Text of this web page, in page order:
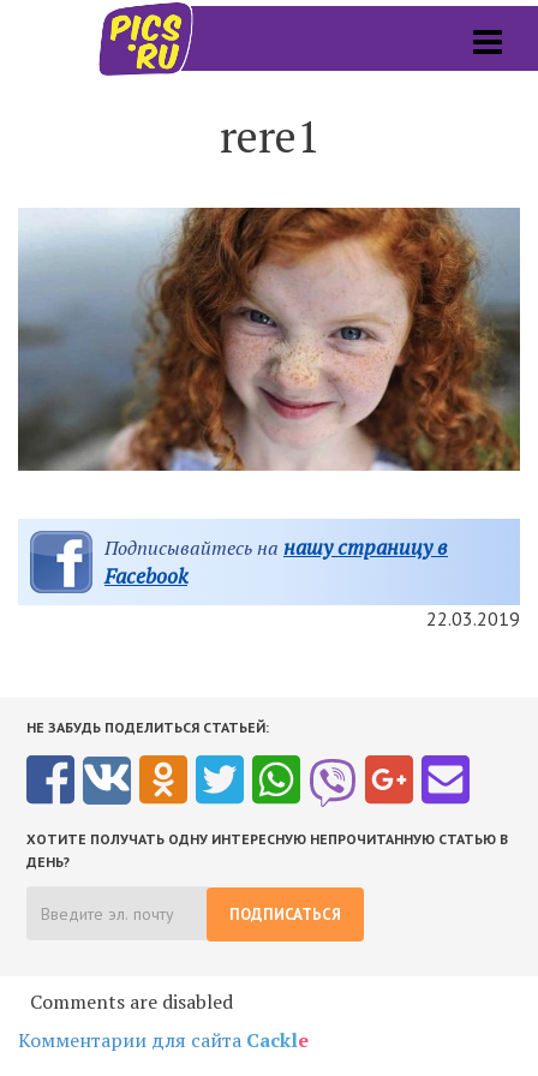
rere1
Подписывайтесь на нашу страницу в
Facebook
22.03.2019
НЕ ЗАБУДЬ ПОДЕЛИТЬСЯ СТАТЬЕЙ:
ХОТИТЕ ПОЛУЧАТЬ ОДНУ ИНТЕРЕСНУЮ НЕПРОЧИТАННУЮ СТАТЬЮ В
ДЕНЬ?
ПОДПИСАТЬСЯ
Comments are disabled
Комментарии для сайта Cackle